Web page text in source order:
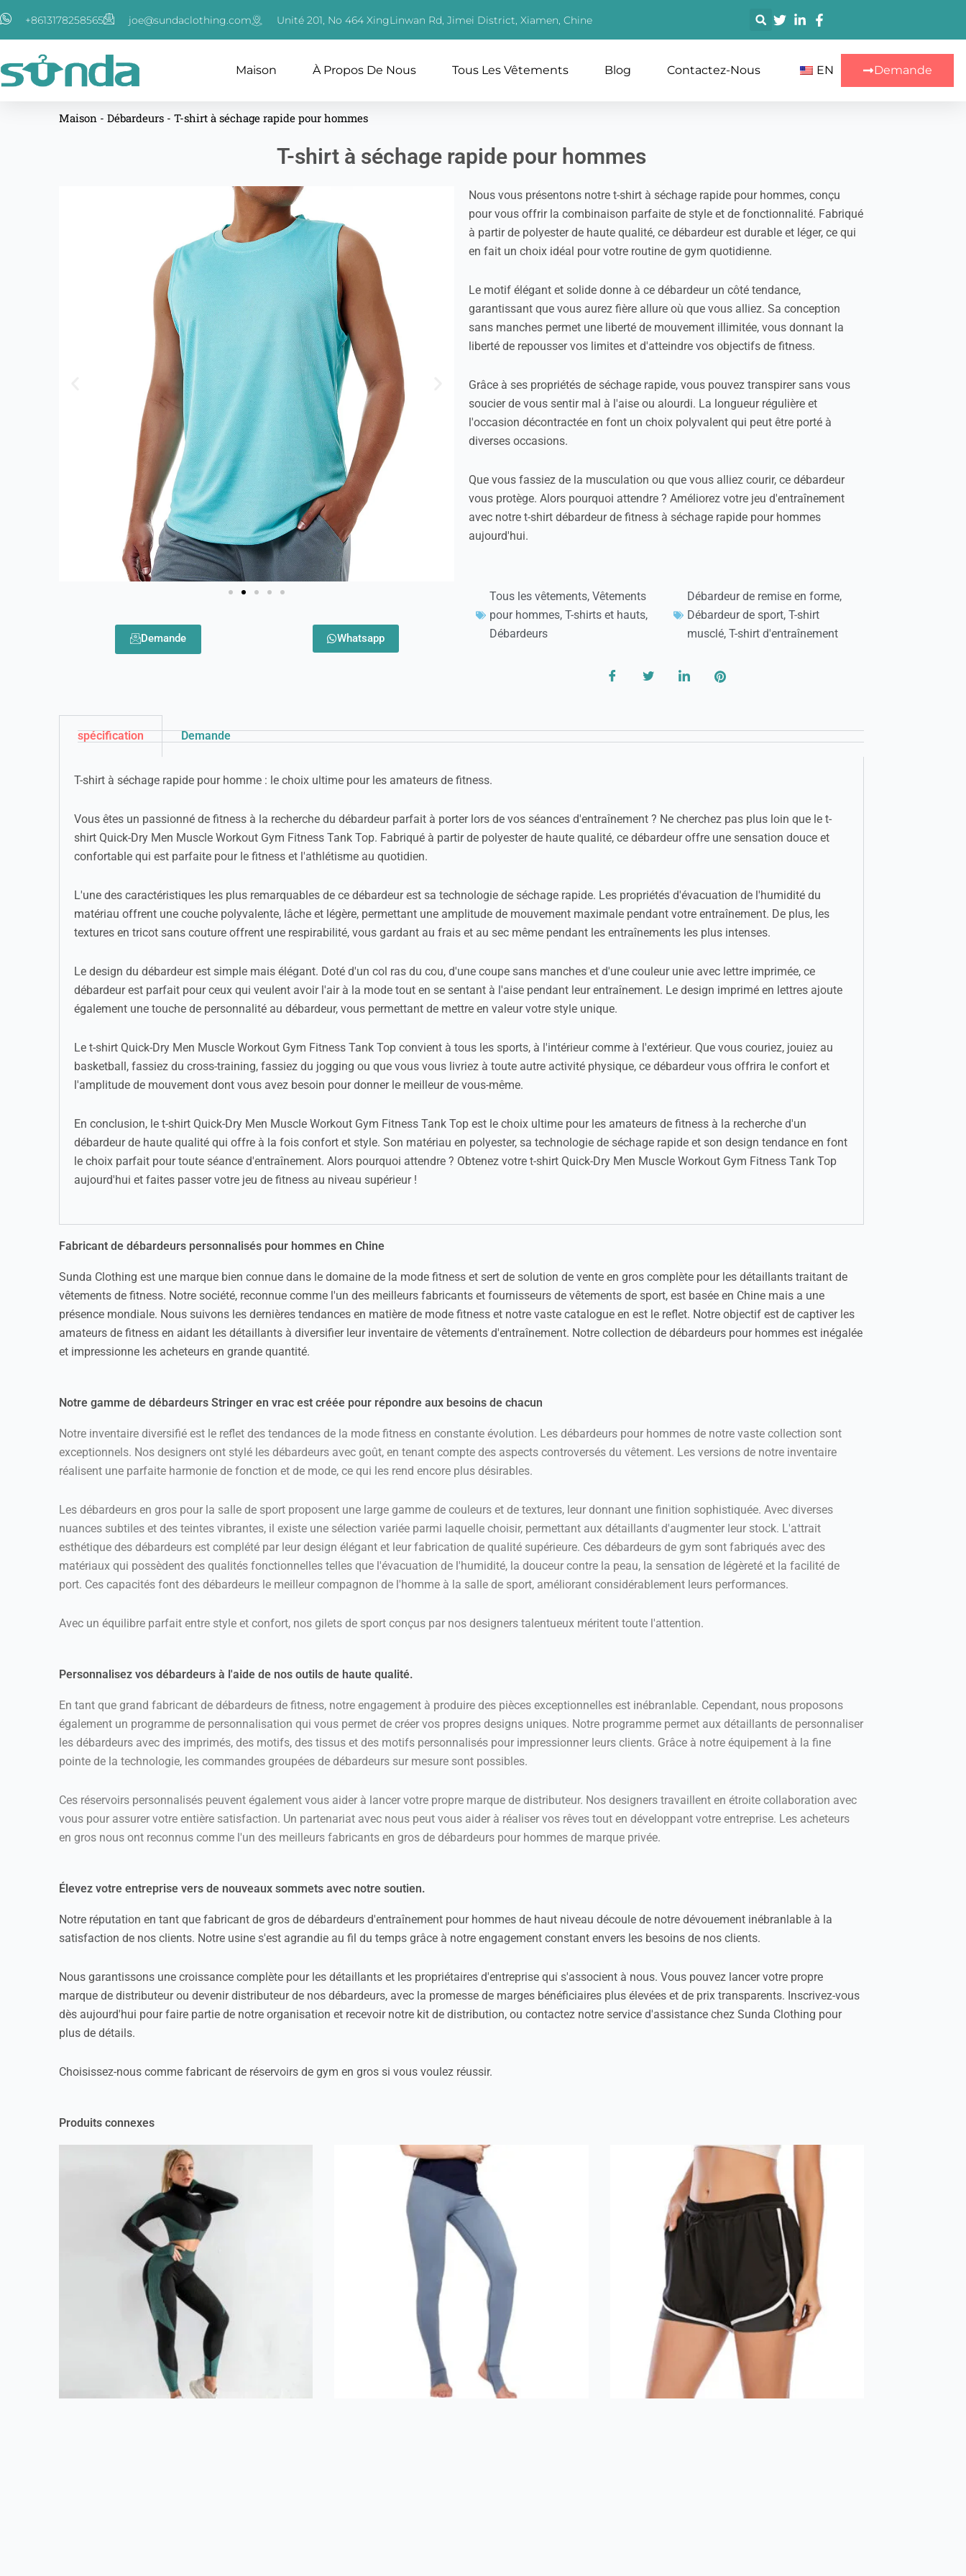
au
+8613178258565 joe@sundaclothing.com Unité 201, No 464 XingLinwan Rd, Jimei District, Xiamen, Chine 搜
索
Maison À Propos De Nous Tous Les Vêtements Blog Contactez-Nous EN Demande
Maison - Débardeurs - T-shirt à séchage rapide pour hommes
T-shirt à séchage rapide pour hommes
Demande Whatsapp
Nous vous présentons notre t-shirt à séchage rapide pour hommes, conçu
pour vous offrir la combinaison parfaite de style et de fonctionnalité. Fabriqué
à partir de polyester de haute qualité, ce débardeur est durable et léger, ce qui
en fait un choix idéal pour votre routine de gym quotidienne.
Le motif élégant et solide donne à ce débardeur un côté tendance,
garantissant que vous aurez fière allure où que vous alliez. Sa conception
sans manches permet une liberté de mouvement illimitée, vous donnant la
liberté de repousser vos limites et d'atteindre vos objectifs de fitness.
Grâce à ses propriétés de séchage rapide, vous pouvez transpirer sans vous
soucier de vous sentir mal à l'aise ou alourdi. La longueur régulière et
l'occasion décontractée en font un choix polyvalent qui peut être porté à
diverses occasions.
Que vous fassiez de la musculation ou que vous alliez courir, ce débardeur
vous protège. Alors pourquoi attendre ? Améliorez votre jeu d'entraînement
avec notre t-shirt débardeur de fitness à séchage rapide pour hommes
aujourd'hui.
Tous les vêtements, Vêtements
pour hommes, T-shirts et hauts,
Débardeurs
Débardeur de remise en forme,
Débardeur de sport, T-shirt
musclé, T-shirt d'entraînement
spécification Demande
T-shirt à séchage rapide pour homme : le choix ultime pour les amateurs de fitness.
Vous êtes un passionné de fitness à la recherche du débardeur parfait à porter lors de vos séances d'entraînement ? Ne cherchez pas plus loin que le t-
shirt Quick-Dry Men Muscle Workout Gym Fitness Tank Top. Fabriqué à partir de polyester de haute qualité, ce débardeur offre une sensation douce et
confortable qui est parfaite pour le fitness et l'athlétisme au quotidien.
L'une des caractéristiques les plus remarquables de ce débardeur est sa technologie de séchage rapide. Les propriétés d'évacuation de l'humidité du
matériau offrent une couche polyvalente, lâche et légère, permettant une amplitude de mouvement maximale pendant votre entraînement. De plus, les
textures en tricot sans couture offrent une respirabilité, vous gardant au frais et au sec même pendant les entraînements les plus intenses.
Le design du débardeur est simple mais élégant. Doté d'un col ras du cou, d'une coupe sans manches et d'une couleur unie avec lettre imprimée, ce
débardeur est parfait pour ceux qui veulent avoir l'air à la mode tout en se sentant à l'aise pendant leur entraînement. Le design imprimé en lettres ajoute
également une touche de personnalité au débardeur, vous permettant de mettre en valeur votre style unique.
Le t-shirt Quick-Dry Men Muscle Workout Gym Fitness Tank Top convient à tous les sports, à l'intérieur comme à l'extérieur. Que vous couriez, jouiez au
basketball, fassiez du cross-training, fassiez du jogging ou que vous vous livriez à toute autre activité physique, ce débardeur vous offrira le confort et
l'amplitude de mouvement dont vous avez besoin pour donner le meilleur de vous-même.
En conclusion, le t-shirt Quick-Dry Men Muscle Workout Gym Fitness Tank Top est le choix ultime pour les amateurs de fitness à la recherche d'un
débardeur de haute qualité qui offre à la fois confort et style. Son matériau en polyester, sa technologie de séchage rapide et son design tendance en font
le choix parfait pour toute séance d'entraînement. Alors pourquoi attendre ? Obtenez votre t-shirt Quick-Dry Men Muscle Workout Gym Fitness Tank Top
aujourd'hui et faites passer votre jeu de fitness au niveau supérieur !
Fabricant de débardeurs personnalisés pour hommes en Chine
Sunda Clothing est une marque bien connue dans le domaine de la mode fitness et sert de solution de vente en gros complète pour les détaillants traitant de
vêtements de fitness. Notre société, reconnue comme l'un des meilleurs fabricants et fournisseurs de vêtements de sport, est basée en Chine mais a une
présence mondiale. Nous suivons les dernières tendances en matière de mode fitness et notre vaste catalogue en est le reflet. Notre objectif est de captiver les
amateurs de fitness en aidant les détaillants à diversifier leur inventaire de vêtements d'entraînement. Notre collection de débardeurs pour hommes est inégalée
et impressionne les acheteurs en grande quantité.
Notre gamme de débardeurs Stringer en vrac est créée pour répondre aux besoins de chacun
Notre inventaire diversifié est le reflet des tendances de la mode fitness en constante évolution. Les débardeurs pour hommes de notre vaste collection sont
exceptionnels. Nos designers ont stylé les débardeurs avec goût, en tenant compte des aspects controversés du vêtement. Les versions de notre inventaire
réalisent une parfaite harmonie de fonction et de mode, ce qui les rend encore plus désirables.
Les débardeurs en gros pour la salle de sport proposent une large gamme de couleurs et de textures, leur donnant une finition sophistiquée. Avec diverses
nuances subtiles et des teintes vibrantes, il existe une sélection variée parmi laquelle choisir, permettant aux détaillants d'augmenter leur stock. L'attrait
esthétique des débardeurs est complété par leur design élégant et leur fabrication de qualité supérieure. Ces débardeurs de gym sont fabriqués avec des
matériaux qui possèdent des qualités fonctionnelles telles que l'évacuation de l'humidité, la douceur contre la peau, la sensation de légèreté et la facilité de
port. Ces capacités font des débardeurs le meilleur compagnon de l'homme à la salle de sport, améliorant considérablement leurs performances.
Avec un équilibre parfait entre style et confort, nos gilets de sport conçus par nos designers talentueux méritent toute l'attention.
Personnalisez vos débardeurs à l'aide de nos outils de haute qualité.
En tant que grand fabricant de débardeurs de fitness, notre engagement à produire des pièces exceptionnelles est inébranlable. Cependant, nous proposons
également un programme de personnalisation qui vous permet de créer vos propres designs uniques. Notre programme permet aux détaillants de personnaliser
les débardeurs avec des imprimés, des motifs, des tissus et des motifs personnalisés pour impressionner leurs clients. Grâce à notre équipement à la fine
pointe de la technologie, les commandes groupées de débardeurs sur mesure sont possibles.
Ces réservoirs personnalisés peuvent également vous aider à lancer votre propre marque de distributeur. Nos designers travaillent en étroite collaboration avec
vous pour assurer votre entière satisfaction. Un partenariat avec nous peut vous aider à réaliser vos rêves tout en développant votre entreprise. Les acheteurs
en gros nous ont reconnus comme l'un des meilleurs fabricants en gros de débardeurs pour hommes de marque privée.
Élevez votre entreprise vers de nouveaux sommets avec notre soutien.
Notre réputation en tant que fabricant de gros de débardeurs d'entraînement pour hommes de haut niveau découle de notre dévouement inébranlable à la
satisfaction de nos clients. Notre usine s'est agrandie au fil du temps grâce à notre engagement constant envers les besoins de nos clients.
Nous garantissons une croissance complète pour les détaillants et les propriétaires d'entreprise qui s'associent à nous. Vous pouvez lancer votre propre
marque de distributeur ou devenir distributeur de nos débardeurs, avec la promesse de marges bénéficiaires plus élevées et de prix transparents. Inscrivez-vous
dès aujourd'hui pour faire partie de notre organisation et recevoir notre kit de distribution, ou contactez notre service d'assistance chez Sunda Clothing pour
plus de détails.
Choisissez-nous comme fabricant de réservoirs de gym en gros si vous voulez réussir.
Produits connexes